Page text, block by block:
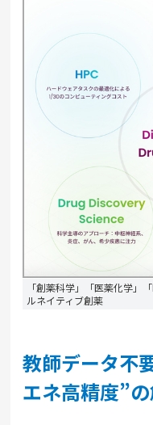
「創薬科学」「医薬化学」
ルネイティブ創薬
教師データ不
エネ高精度”